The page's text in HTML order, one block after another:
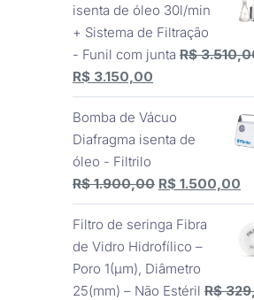
era:
R$ 4.139,00.
é:
R$ 3.890,00.
isenta de óleo 30l/min
+ Sistema de Filtração
- Funil com junta R$
O
preço
original
era:
R$ 3.510,00.
R$ 3.150,00
preço
atual
é:
Bomba de Vácuo
Diafragma isenta de
óleo - Filtrilo
R$1.900,00 O
preço
original
era:
R$ 1.900,00.
R$ 1.500,00
é:
Filtro de seringa Fibra
de Vidro Hidrofílico –
Poro 1(μm), Diâmetro
25(mm) – Não Estéril R$